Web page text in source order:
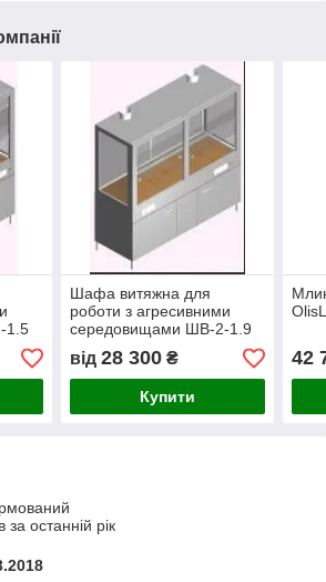
1.5
Шафа витяжна для
роботи з агресивними
середовищами ШВ-2-1.9
від 28 300₴
Купити
42
за останній рік